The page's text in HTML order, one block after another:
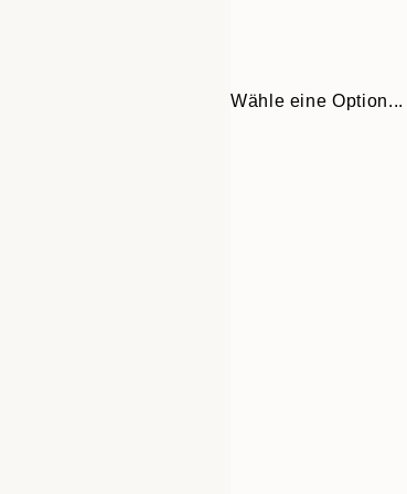
Wähle eine Option...